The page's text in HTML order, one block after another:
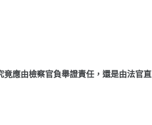
竟應由檢察官負舉證責任，還是由法官直